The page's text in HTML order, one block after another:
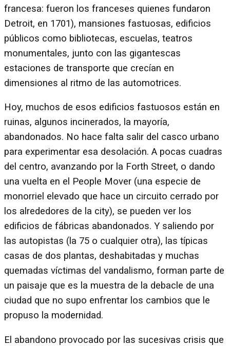
francesa: fueron los franceses quienes fundaron
Detroit, en 1701), mansiones fastuosas, edificios
públicos como bibliotecas, escuelas, teatros
monumentales, junto con las gigantescas
estaciones de transporte que crecían en
dimensiones al ritmo de las automotrices.
Hoy, muchos de esos edificios fastuosos están en
ruinas, algunos incinerados, la mayoría,
abandonados. No hace falta salir del casco urbano
para experimentar esa desolación. A pocas cuadras
del centro, avanzando por la Forth Street, o dando
una vuelta en el People Mover (una especie de
monorriel elevado que hace un circuito cerrado por
los alrededores de la city), se pueden ver los
edificios de fábricas abandonados. Y saliendo por
las autopistas (la 75 o cualquier otra), las típicas
casas de dos plantas, deshabitadas y muchas
quemadas víctimas del vandalismo, forman parte de
un paisaje que es la muestra de la debacle de una
ciudad que no supo enfrentar los cambios que le
propuso la modernidad.
El abandono provocado por las sucesivas crisis que